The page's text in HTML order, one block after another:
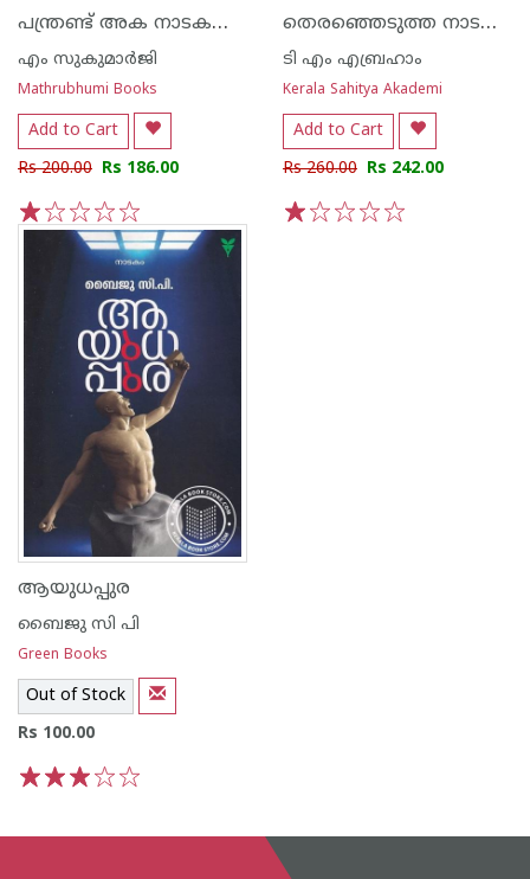
പന്ത്രണ്ട് അക നാടകങ്ങള്‍
എം സുകുമാര്‍ജി
Mathrubhumi Books
Add to Cart
Rs 200.00 Rs 186.00
5
4
3
2
1
തെരഞ്ഞെടുത്ത നാടകങ്ങള്‍ - വയലാ വാസുദേവന്‍ പിള്ള
ടി എം എബ്രഹാം
Kerala Sahitya Akademi
Add to Cart
Rs 260.00 Rs 242.00
ആയുധപ്പുര
ബൈജു സി പി
Green Books
Out of Stock
Rs 100.00